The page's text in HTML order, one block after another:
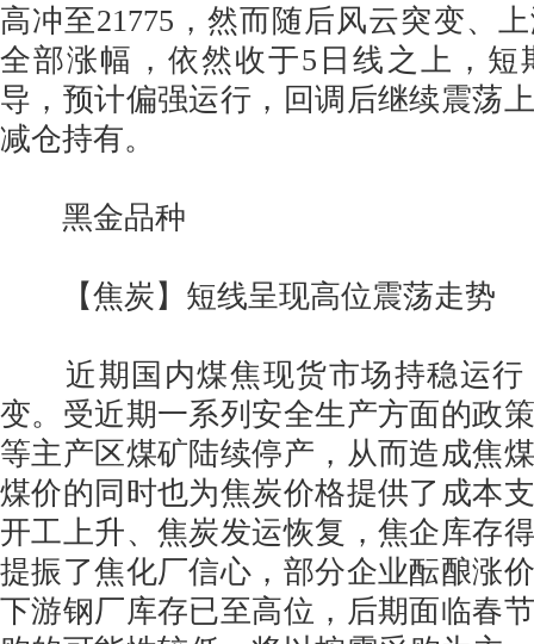
高冲至21775，然而随后风云突变、
全部涨幅，依然收于5日线之上，短
导，预计偏强运行，回调后继续震荡
减仓持有。
黑金品种
【焦炭】短线呈现高位震荡走势
近期国内煤焦现货市场持稳运行
变。受近期一系列安全生产方面的政
等主产区煤矿陆续停产，从而造成焦
煤价的同时也为焦炭价格提供了成本
开工上升、焦炭发运恢复，焦企库存
提振了焦化厂信心，部分企业酝酿涨
下游钢厂库存已至高位，后期面临春